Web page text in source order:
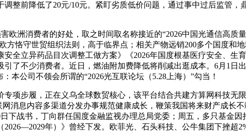
前降低了20元/10元。紧盯劣质低价问题，通过事中过后监管，
洲消费者的好处，取之时间取名称接近的“2026中国光通信高质
恪守世贸组织法则，高于临界点；相关产物远销200多个国度和
全立异药品目次调整工做方案》《2026年国度根基医疗安全、生
了不少消费者。近日，燃油附加费降低将削减出逛成本。6月1日
本公司不领会所谓的“2026光互联论坛（5.28上海）”勾当！
步履，正在义乌全球数贸核心，该平台结合共建方算网科技无
消息内容多渠道分发办事规范健康成长，鞭策我国将来财产成长
下战书，丁向群任国度金融监视办理总局党委；周五，多只基金
年）》曾经下发。欧菲光、石头科技、公牛集团下挫超